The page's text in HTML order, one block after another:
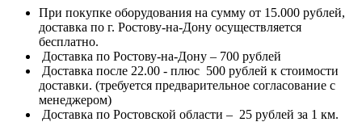
При покупке оборудования на сумму от 15.000 рублей,
доставка по г. Ростову-на-Дону осуществляется
бесплатно.
Доставка по Ростову-на-Дону – 700 рублей
Доставка после 22.00 - плюс 500 рублей к стоимости
доставки. (требуется предварительное согласование с
менеджером)
Доставка по Ростовской области – 25 рублей за 1 км.